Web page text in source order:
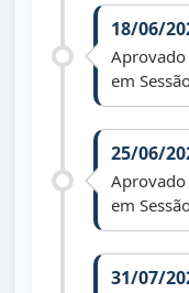
18/06/
Aprovado
em
25/06/
Aprovado
em
31/07/